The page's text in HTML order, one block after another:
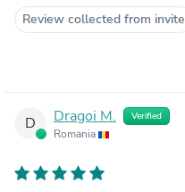
Review collected from invite
D Dragoi M. Verified
Romania